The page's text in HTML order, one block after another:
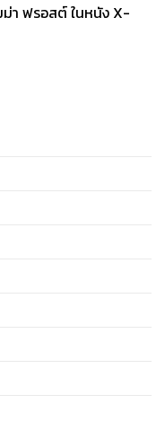
ม่า ฟรอสต์ ในหนัง X-